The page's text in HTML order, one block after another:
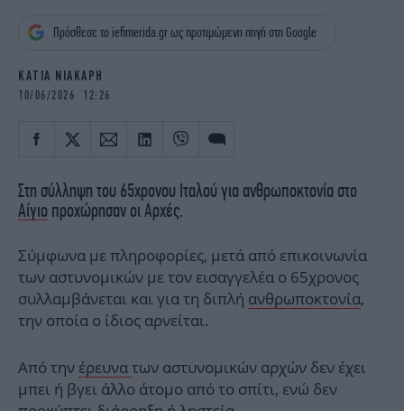
OSCARS
THE OCEAN
Πρόσθεσε το iefimerida.gr ως προτιμώμενη πηγή στη Google
ΚΑΤΙΑ ΝΙΑΚΑΡΗ
10/06/2026 12:26
Στη σύλληψη του 65χρονου Ιταλού για ανθρωποκτονία στο
Αίγιο προχώρησαν οι Αρχές.
Σύμφωνα με πληροφορίες, μετά από επικοινωνία
των αστυνομικών με τον εισαγγελέα ο 65χρονος
συλλαμβάνεται και για τη διπλή ανθρωποκτονία,
την οποία ο ίδιος αρνείται.
Από την έρευνατων αστυνομικών αρχών δεν έχει
μπει ή βγει άλλο άτομο από το σπίτι, ενώ δεν